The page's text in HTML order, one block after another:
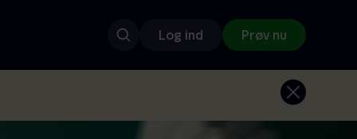
Log ind Prøv nu